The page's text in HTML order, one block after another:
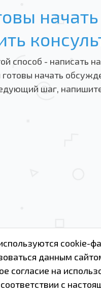
способ - написать
начать
шаг,
cookie-
данным
согласие на
с